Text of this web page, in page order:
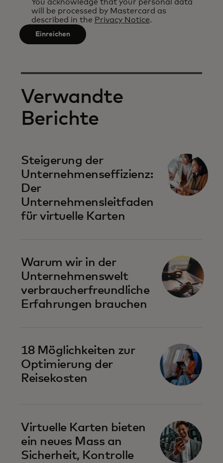
characters.
You acknowledge that your personal data
will be processed by Mastercard as
described in the Privacy Notice.
Einreichen
Verwandte
Berichte
Steigerung der
Unternehmenseffizienz:
Der
Unternehmensleitfaden
für virtuelle Karten
Warum wir in der
Unternehmenswelt
verbraucherfreundliche
Erfahrungen brauchen
18 Möglichkeiten zur
Optimierung der
Reisekosten
Virtuelle Karten bieten
ein neues Mass an
Sicherheit, Kontrolle